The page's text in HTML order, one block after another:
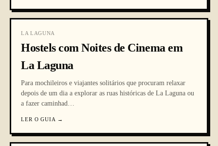
LA LAGUNA
Hostels com Noites de Cinema em
La Laguna
Para mochileiros e viajantes solitários que procuram relaxar
depois de um dia a explorar as ruas históricas de La Laguna ou
a fazer caminhad…
LER O GUIA →